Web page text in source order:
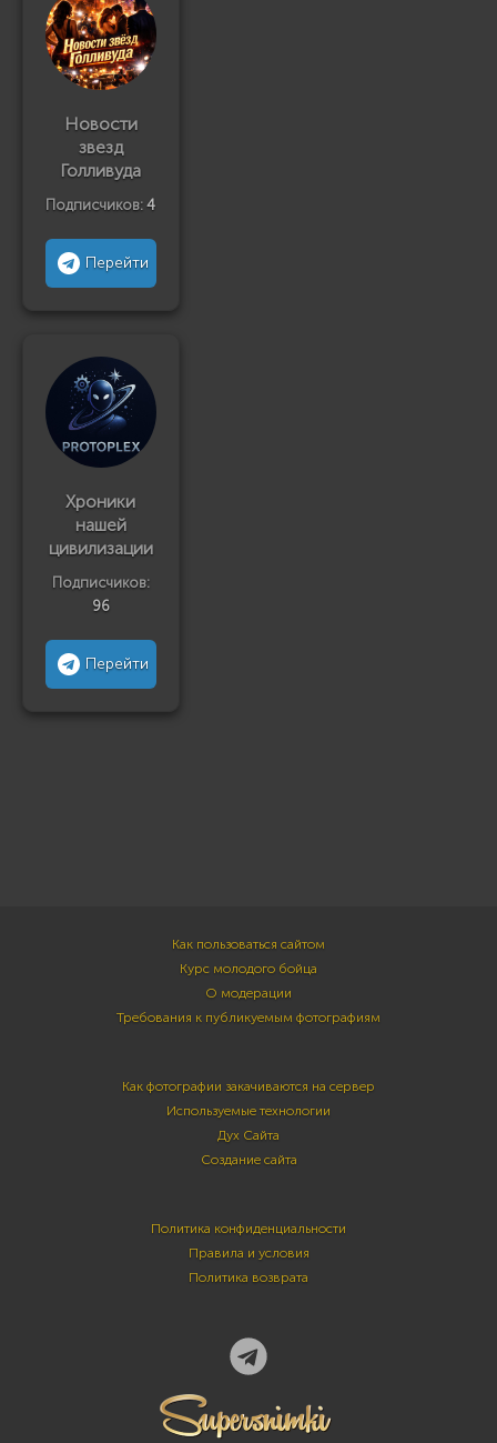
Новости
звезд
Голливуда
Подписчиков:4
Перейти
Хроники
нашей
цивилизации
Подписчиков:
96
Перейти
Как пользоваться сайтом
Курс молодого бойца
О модерации
Требования к публикуемым фотографиям
Как фотографии закачиваются на сервер
Используемые технологии
Дух Сайта
Создание сайта
Политика конфиденциальности
Правила и условия
Политика возврата